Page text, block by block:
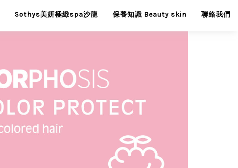
Sothys美妍極緻spa沙龍 保養知識 Beauty skin 聯絡我們